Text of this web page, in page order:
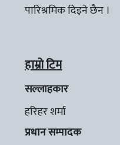
पारिश्रमिक दिइने छैन ।
हाम्रो टिम
सल्लाहकार
हरिहर शर्मा
प्रधान सम्पादक